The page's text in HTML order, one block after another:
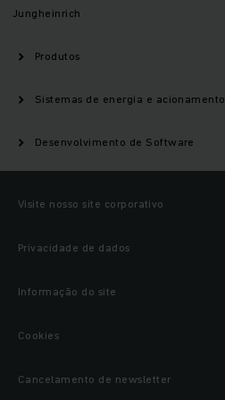
Jungheinrich
Produtos
Sistemas de energia e acionamento
Desenvolvimento de Software
Visite nosso site corporativo
Privacidade de dados
Informação do site
Cookies
Cancelamento de newsletter